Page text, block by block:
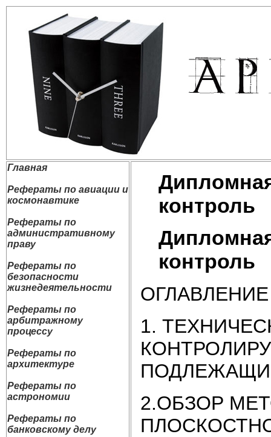
Главная
Рефераты по авиации и
космонавтике
Рефераты по
административному
праву
Рефераты по
безопасности
жизнедеятельности
Рефераты по
арбитражному
процессу
Рефераты по
архитектуре
Рефераты по
астрономии
Рефераты по
банковскому делу
контроль
контроль
ОГЛАВЛЕНИЕ
1.
2.ОБЗОР